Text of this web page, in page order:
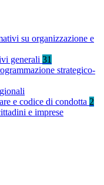
su organizzazione e
generali 31
strategico-
e codice di condotta 2
e imprese